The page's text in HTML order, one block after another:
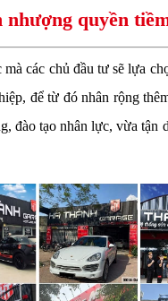
quyền
các chủ đầu tư sẽ lựa
để từ đó nhân rộng
đào tạo nhân lực, vừa